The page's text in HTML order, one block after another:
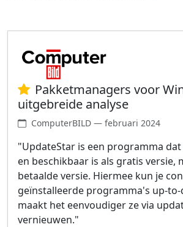
Pakketmanagers voor
uitgebreide analyse
ComputerBILD — februari 2024
"UpdateStar is een programma
en beschikbaar is als gratis versie,
betaalde versie. Hiermee kun je
geïnstalleerde programma's up-
maakt het eenvoudiger ze via
vernieuwen."